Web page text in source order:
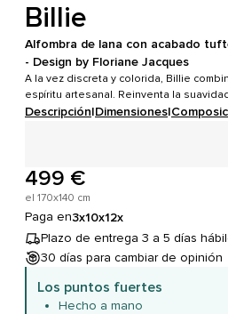
Billie
Alfombra de lana con acabado
- Design by Floriane Jacques
A la vez discreta y colorida, Billie
espíritu artesanal. Reinventa la
Descripción|Dimensiones|
499 €
el 170x140 cm
Paga en3x10x12x
Plazo de entrega 3 a 5 días
30 días para cambiar de opinión
Los puntos fuertes
Hecho a mano